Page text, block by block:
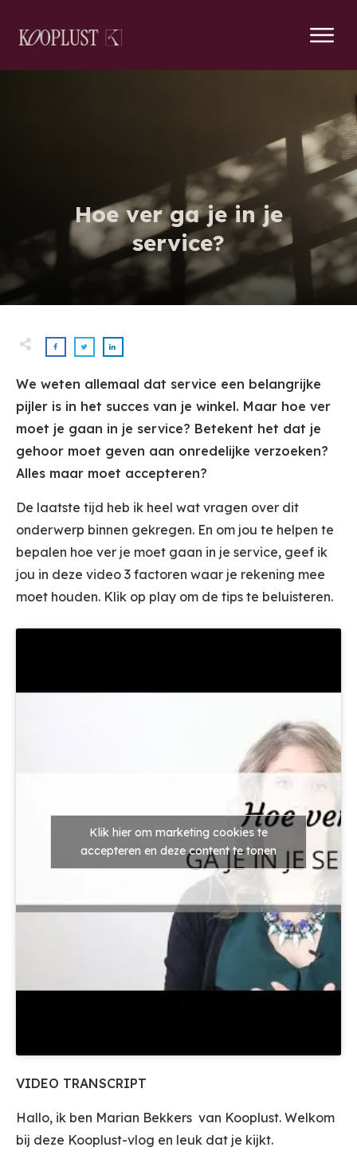
Hoe ver ga je in je
service?
We weten allemaal dat service een belangrijke
pijler is in het succes van je winkel. Maar hoe ver
moet je gaan in je service? Betekent het dat je
gehoor moet geven aan onredelijke verzoeken?
Alles maar moet accepteren?
De laatste tijd heb ik heel wat vragen over dit
onderwerp binnen gekregen. En om jou te helpen te
bepalen hoe ver je moet gaan in je service, geef ik
jou in deze video 3 factoren waar je rekening mee
moet houden. Klik op play om de tips te beluisteren.
Klik hier om marketing cookies te
accepteren en deze content te tonen
VIDEO TRANSCRIPT
Hallo, ik ben Marian Bekkers van Kooplust. Welkom
bij deze Kooplust-vlog en leuk dat je kijkt.